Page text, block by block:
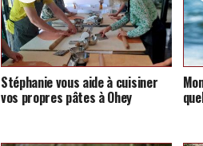
Stéphanie vous aide à cuisiner
vos propres pâtes à Ohey